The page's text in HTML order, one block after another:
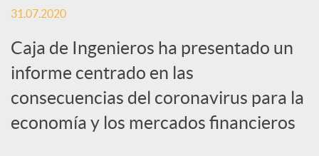
S
o
c
31.07.2020
Caja de Ingenieros ha presentado un
informe centrado en las
consecuencias del coronavirus para la
economía y los mercados financieros